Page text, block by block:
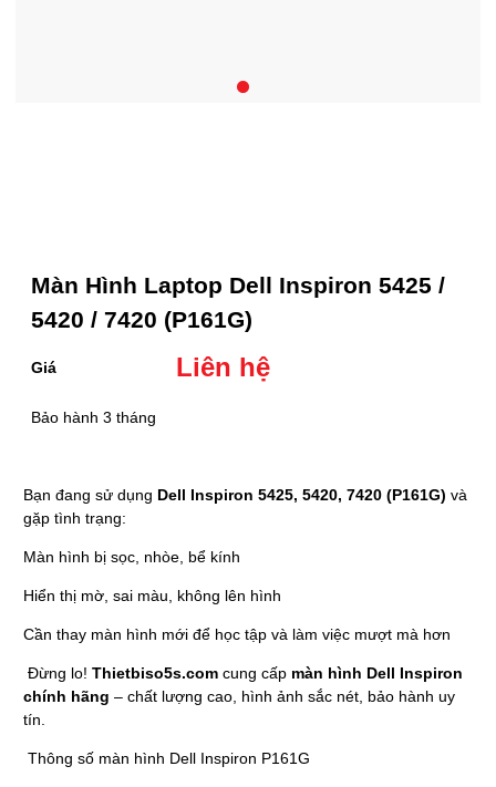
Màn Hình Laptop Dell Inspiron 5425 /
5420 / 7420 (P161G)
Giá Liên hệ
Bảo hành 3 tháng
Bạn đang sử dụng Dell Inspiron 5425, 5420, 7420 (P161G) và
gặp tình trạng:
Màn hình bị sọc, nhòe, bể kính
Hiển thị mờ, sai màu, không lên hình
Cần thay màn hình mới để học tập và làm việc mượt mà hơn
Đừng lo! Thietbiso5s.com cung cấp màn hình Dell Inspiron
chính hãng – chất lượng cao, hình ảnh sắc nét, bảo hành uy
tín.
Thông số màn hình Dell Inspiron P161G